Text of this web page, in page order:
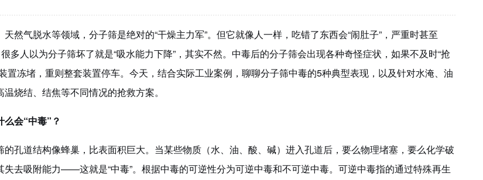
天然气脱水等领域，分子筛是绝对的“干燥主力军”。但它就像人一样，吃错了东西会“闹肚子”，严重时甚至
多人以为分子筛坏了就是“吸水能力下降”，其实不然。中毒后的分子筛会出现各种奇怪症状，如果不及时“抢
置冻堵，重则整套装置停车。今天，结合实际工业案例，聊聊分子筛中毒的5种典型表现，以及针对水淹、油
烧结、结焦等不同情况的抢救方案。
么会“中毒” ？
的孔道结构像蜂巢，比表面积巨大。当某些物质（水、油、酸、碱）进入孔道后，要么物理堵塞，要么化学破
失去吸附能力——这就是“中毒”。根据中毒的可逆性分为可逆中毒和不可逆中毒。可逆中毒指的通过特殊再生